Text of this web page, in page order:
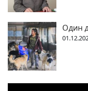
Один